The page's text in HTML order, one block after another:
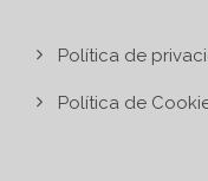
Política de
Política de